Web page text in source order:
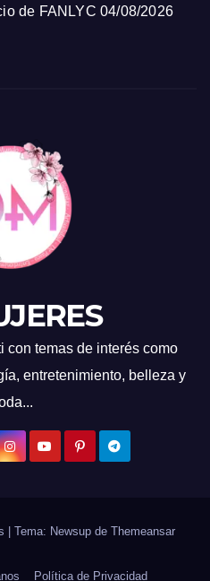
de FANLYC 04/08/2026
con temas de interés como
entretenimiento, belleza y
Tema: Newsup de Themeansar
Política de Privacidad